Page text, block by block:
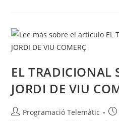
EL TRADICIONAL
JORDI DE VIU
Programació Telemàtic